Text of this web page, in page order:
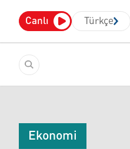
Canlı Türkçe
Ekonomi